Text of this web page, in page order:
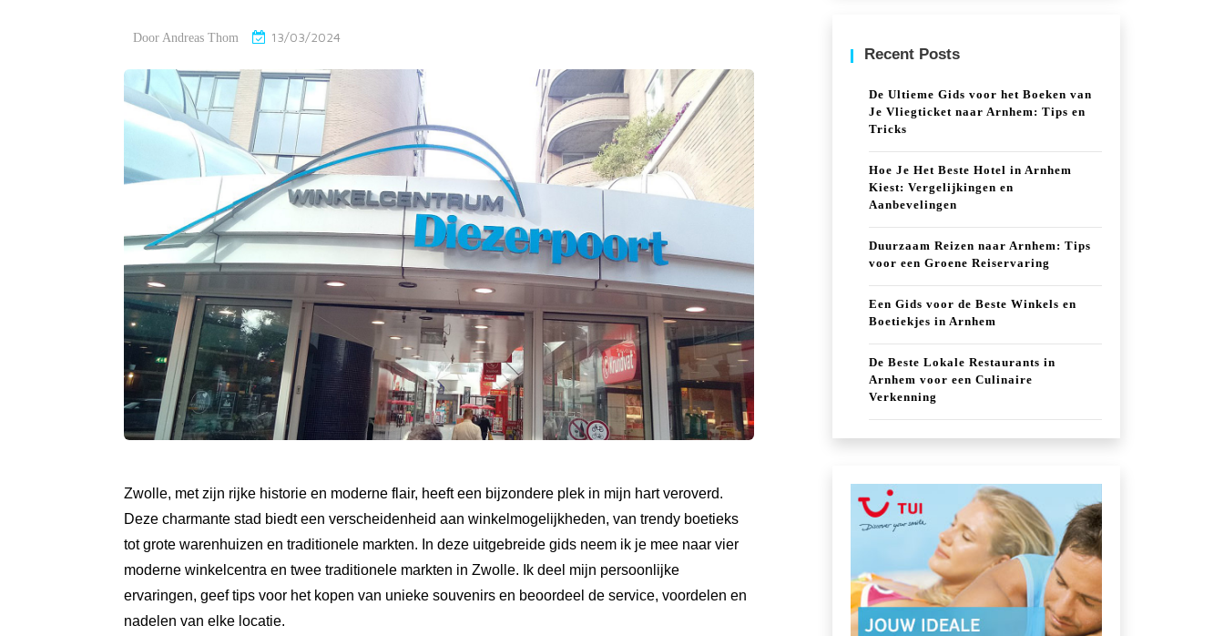
Door Andreas Thom 13/03/2024
Zwolle, met zijn rijke historie en moderne flair, heeft een bijzondere plek in mijn hart veroverd.
Deze charmante stad biedt een verscheidenheid aan winkelmogelijkheden, van trendy boetieks
tot grote warenhuizen en traditionele markten. In deze uitgebreide gids neem ik je mee naar vier
moderne winkelcentra en twee traditionele markten in Zwolle. Ik deel mijn persoonlijke
ervaringen, geef tips voor het kopen van unieke souvenirs en beoordeel de service, voordelen en
nadelen van elke locatie.
Recent Posts
De Ultieme Gids voor het Boeken van
Je Vliegticket naar Arnhem: Tips en
Tricks
Hoe Je Het Beste Hotel in Arnhem
Kiest: Vergelijkingen en
Aanbevelingen
Duurzaam Reizen naar Arnhem: Tips
voor een Groene Reiservaring
Een Gids voor de Beste Winkels en
Boetiekjes in Arnhem
De Beste Lokale Restaurants in
Arnhem voor een Culinaire
Verkenning